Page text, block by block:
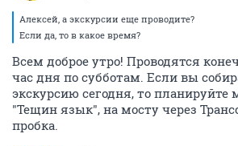
Алексей, а экскурсии еще проводите?
Если да, то в какое время?
Всем доброе утро! Проводятся
час дня по субботам. Если вы
экскурсию сегодня, то планируйте
"Тещин язык", на мосту через
пробка.